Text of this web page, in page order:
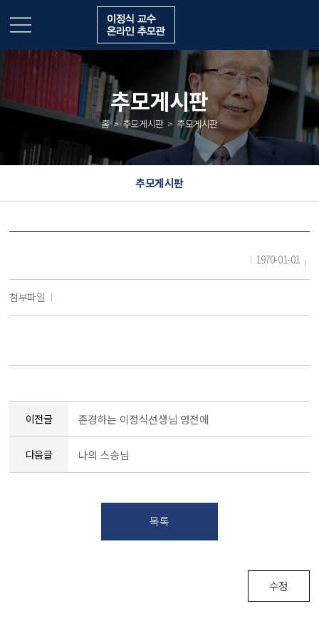
추모게시판
홈 추모게시판 추모게시판
추모게시판
1970-01-01
첨부파일
이전글 존경하는 이정식선생님 영전에
다음글 나의 스승님
목록
수정